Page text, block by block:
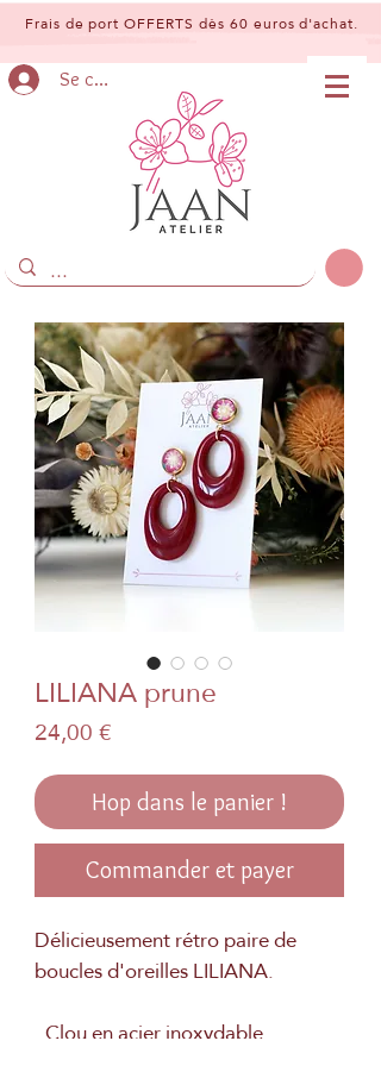
Frais de port OFFERTS dès 60 euros d'achat.
Se connecter
LILIANA prune
24,00 €
Hop dans le panier !
Commander et payer
Délicieusement rétro paire de
boucles d'oreilles LILIANA.
. Clou en acier inoxydable